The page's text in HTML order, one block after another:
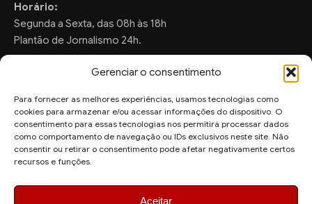
Gerenciar o consentimento
Para fornecer as melhores experiências, usamos tecnologias como
cookies para armazenar e/ou acessar informações do dispositivo. O
consentimento para essas tecnologias nos permitirá processar dados
como comportamento de navegação ou IDs exclusivos neste site. Não
consentir ou retirar o consentimento pode afetar negativamente certos
recursos e funções.
Aceitar
Horário:
Segunda a Sexta, das 08h às 18h
Plantão de Jornalismo 24h.
FALE CONOSCO
Sugestões de Pauta:
ronaldo.valentim150@gmail.com